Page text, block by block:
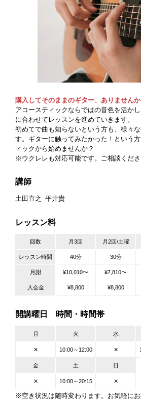
購入してそのままのギター、ありませんか
アコースティックならではの音色を活か
に合わせてレッスンを進めていきます。
初めてで曲も知らないという方も、様々
す。ギターに触ってみたかった！という
ィックから始めませんか？
※ウクレレも対応可能です。ご相談くださ
講師
土田直之 平井貴
レッスン料
回数 月3回 月2回/土曜
レッスン時間 40分 30分
月謝 ¥10,010〜 ¥7,810〜
入会金 ¥8,800 ¥8,800
開講曜日 時間・時間帯
月 火 水
✕ 10:00～12:00 ✕
金 土 日
✕ 10:00～20:15 ✕
※空き状況は随時変わります。お気軽に